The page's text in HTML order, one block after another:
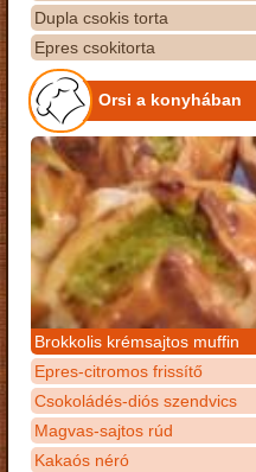
Dupla csokis torta
Epres csokitorta
Orsi a konyhában
Brokkolis krémsajtos muffin
Epres-citromos frissítő
Csokoládés-diós szendvics
Magvas-sajtos rúd
Kakaós néró